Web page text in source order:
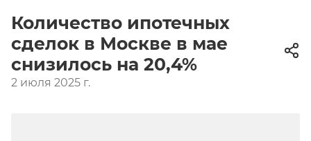
Количество ипотечных
сделок в Москве в мае
снизилось на 20,4%
2 июля 2025 г.